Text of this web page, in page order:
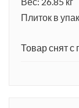
Плиток в
Товар снят с